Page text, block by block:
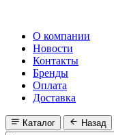
О компании
Новости
Контакты
Бренды
Оплата
Доставка
Каталог Назад